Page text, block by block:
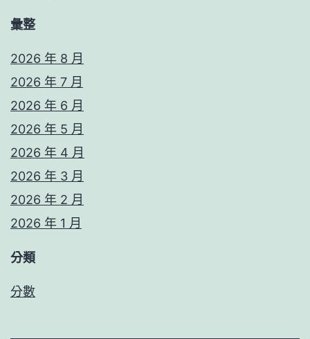
彙整
2026 年 8 月
2026 年 7 月
2026 年 6 月
2026 年 5 月
2026 年 4 月
2026 年 3 月
2026 年 2 月
2026 年 1 月
分類
分數